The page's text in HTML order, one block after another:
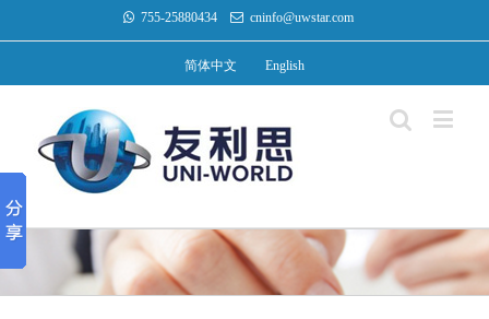
755-25880434 cninfo@uwstar.com
简体中文 English